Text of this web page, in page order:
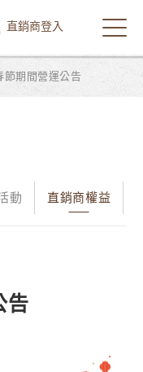
直銷商登入
選
單
節期間營運公告
動 直銷商權益
告